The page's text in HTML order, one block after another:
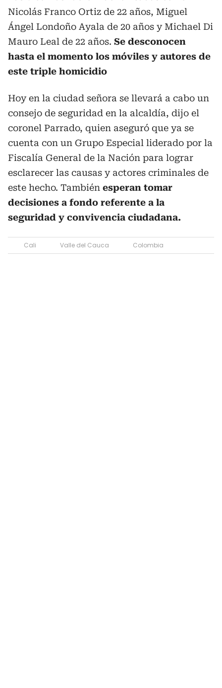
Nicolás Franco Ortiz de 22 años, Miguel
Ángel Londoño Ayala de 20 años y Michael Di
Mauro Leal de 22 años. Se desconocen
hasta el momento los móviles y autores de
este triple homicidio
Hoy en la ciudad señora se llevará a cabo un
consejo de seguridad en la alcaldía, dijo el
coronel Parrado, quien aseguró que ya se
cuenta con un Grupo Especial liderado por la
Fiscalía General de la Nación para lograr
esclarecer las causas y actores criminales de
este hecho. También esperan tomar
decisiones a fondo referente a la
seguridad y convivencia ciudadana.
Cali Valle del Cauca Colombia